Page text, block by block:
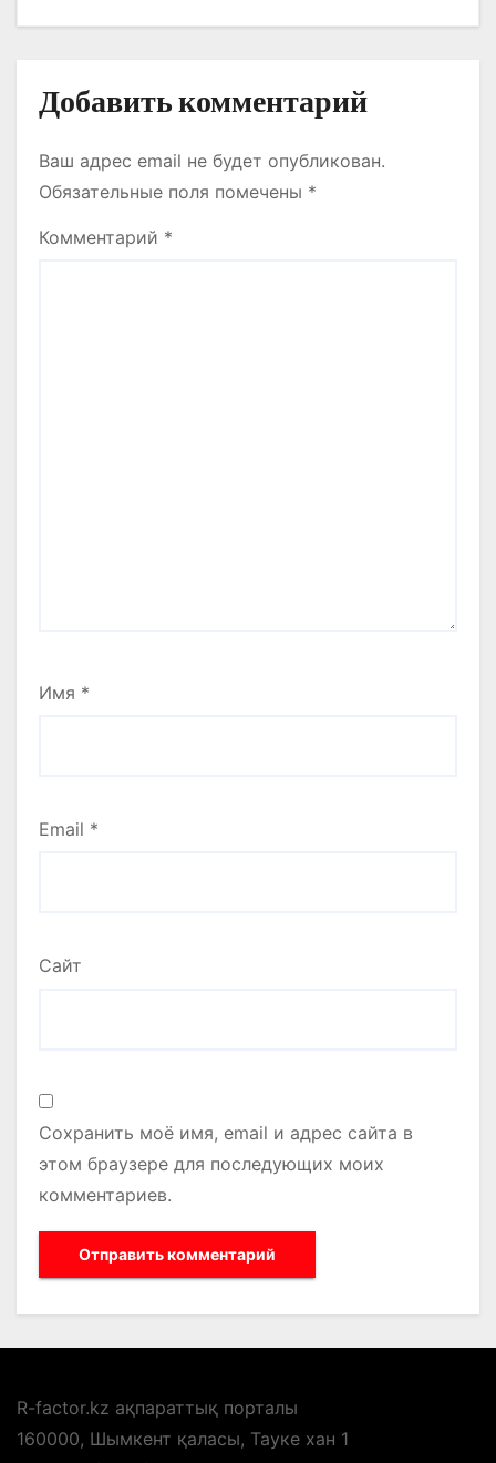
ҚҰРЫЛЫС БАРЫСЫМЕН
Добавить комментарий
Ваш адрес email не будет опубликован.
Обязательные поля помечены *
Комментарий *
Имя *
Email *
Сайт
Сохранить моё имя, email и адрес сайта в
этом браузере для последующих моих
комментариев.
R-factor.kz ақпараттық порталы
160000, Шымкент қаласы, Тауке хан 1